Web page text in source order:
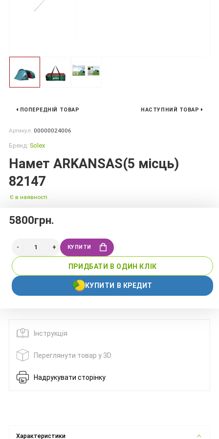
ПОПЕРЕДНІЙ ТОВАР НАСТУПНИЙ ТОВАР
Артикул: 00000024006
Бренд: Solex
Намет ARKANSAS(5 місць)
82147
Є в наявності
5800грн.
КУПИТИ
ПРИДБАТИ В ОДИН КЛІК
КУПИТИ В КРЕДИТ
Інструкція
Переглянути товар у 3D
Надрукувати сторінку
Характеристики